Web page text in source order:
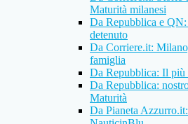
Maturità milanesi
Da Repubblica e
detenuto
Da Corriere.it:
famiglia
Da Repubblica: Il più
Da Repubblica:
Maturità
Da Pianeta